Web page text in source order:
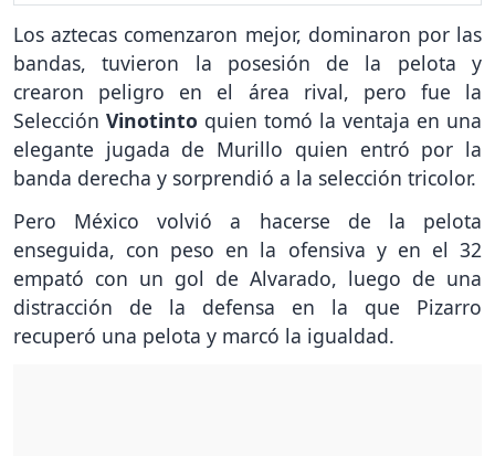
Los aztecas comenzaron mejor, dominaron por las
bandas, tuvieron la posesión de la pelota y
crearon peligro en el área rival, pero fue la
Selección Vinotinto quien tomó la ventaja en una
elegante jugada de Murillo quien entró por la
banda derecha y sorprendió a la selección tricolor.
Pero México volvió a hacerse de la pelota
enseguida, con peso en la ofensiva y en el 32
empató con un gol de Alvarado, luego de una
distracción de la defensa en la que Pizarro
recuperó una pelota y marcó la igualdad.